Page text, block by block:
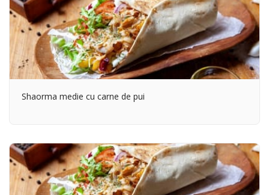
Shaorma medie cu carne de pui